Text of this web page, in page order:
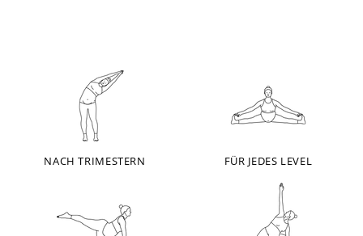
NACH TRIMESTERN FÜR JEDES LEVEL